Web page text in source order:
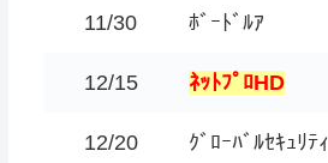
11/30 ﾎﾞｰﾄﾞﾙｱ
12/15 ﾈｯﾄﾌﾟﾛHD
12/20 ｸﾞﾛｰﾊﾞﾙｾｷｭﾘﾃｨ